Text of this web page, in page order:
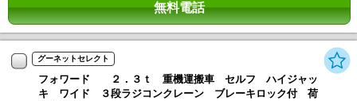
無料電話
グーネットセレクト
フォワード ２．３ｔ 重機運搬車 セルフ ハイジャッ
キ ワイド ３段ラジコンクレーン ブレーキロック付 荷